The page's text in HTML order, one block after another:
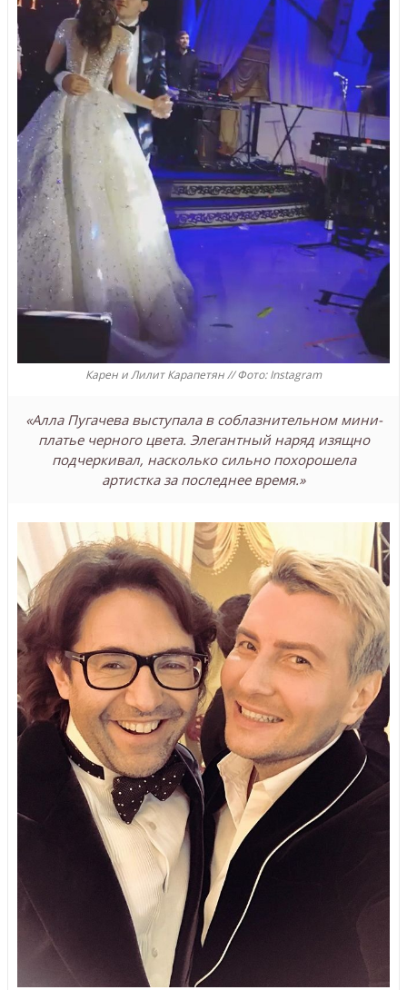
Карен и Лилит Карапетян // Фото: Instagram
«Алла Пугачева выступала в соблазнительном мини-
платье черного цвета. Элегантный наряд изящно
подчеркивал, насколько сильно похорошела
артистка за последнее время.»